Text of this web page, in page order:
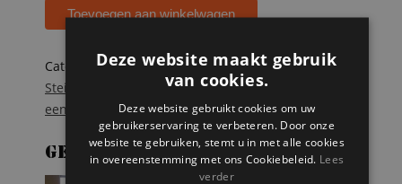
PolarToevoegen aan winkelwagen
Categorieën:.,Steigerhouten bedden
Steigerhouten kinderbedden Tags:bed
eenpersoonsbed ,hoofdbord,Steigerhout
Gerelateerde producten
Deze website maakt gebruik
van cookies.
Deze website gebruikt cookies om uw
gebruikerservaring te verbeteren. Door onze
website te gebruiken, stemt u in met alle cookies
in overeenstemming met ons Cookiebeleid. Lees
verder